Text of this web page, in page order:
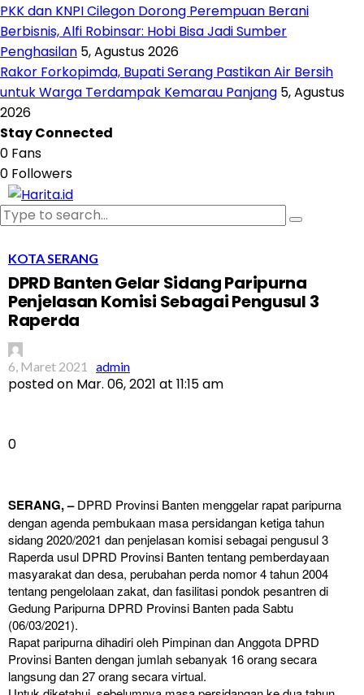
PKK dan KNPI Cilegon Dorong Perempuan Berani
Berbisnis, Alfi Robinsar: Hobi Bisa Jadi Sumber
Penghasilan 5, Agustus 2026
Rakor Forkopimda, Bupati Serang Pastikan Air Bersih
untuk Warga Terdampak Kemarau Panjang 5, Agustus
2026
Stay Connected
0 Fans
0 Followers
KOTA SERANG
DPRD Banten Gelar Sidang Paripurna
Penjelasan Komisi Sebagai Pengusul 3
Raperda
6, Maret 2021 admin
posted on Mar. 06, 2021 at 11:15 am
0
SERANG, –DPRD Provinsi Banten menggelar rapat paripurna
dengan agenda pembukaan masa persidangan ketiga tahun
sidang 2020/2021 dan penjelasan komisi sebagai pengusul 3
Raperda usul DPRD Provinsi Banten tentang pemberdayaan
masyarakat dan desa, perubahan perda nomor 4 tahun 2004
tentang pengelolaan zakat, dan fasilitasi pondok pesantren di
Gedung Paripurna DPRD Provinsi Banten pada Sabtu
(06/03/2021).
Rapat paripurna dihadiri oleh Pimpinan dan Anggota DPRD
Provinsi Banten dengan jumlah sebanyak 16 orang secara
langsung dan 27 orang secara virtual.